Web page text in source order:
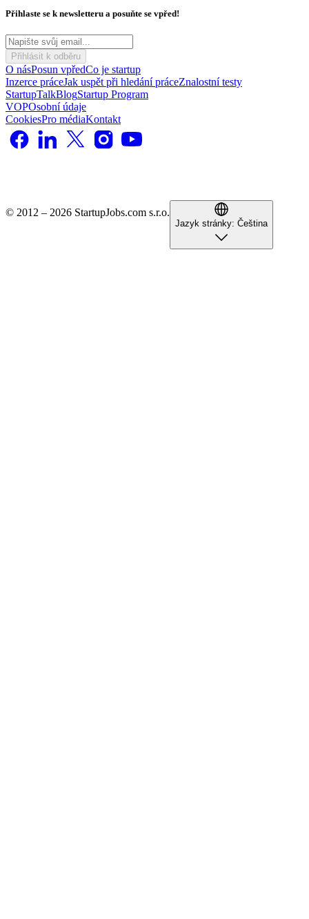
Přihlaste se k newsletteru a posuňte se vpřed!
Přihlásit k odběru
O násPosun vpředCo je startup
Inzerce práceJak uspět při hledání práceZnalostní testy
StartupTalkBlogStartup Program
VOPOsobní údaje
CookiesPro médiaKontakt
© 2012 – 2026 StartupJobs.com s.r.o.
Jazyk stránky: Čeština